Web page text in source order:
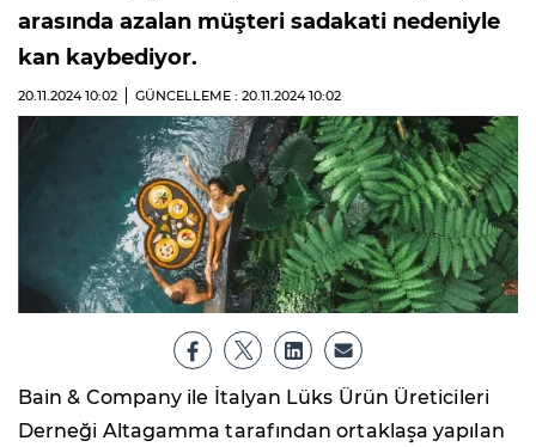
arasında azalan müşteri sadakati nedeniyle
kan kaybediyor.
20.11.202410:02 GÜNCELLEME : 20.11.202410:02
Bain & Company ile İtalyan Lüks Ürün Üreticileri
Derneği Altagamma tarafından ortaklaşa yapılan